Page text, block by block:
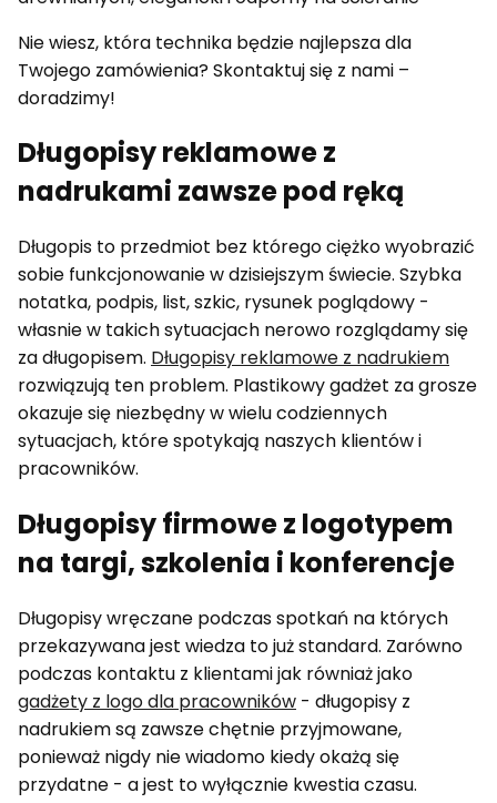
Nie wiesz, która technika będzie najlepsza dla
Twojego zamówienia? Skontaktuj się z nami –
doradzimy!
Długopisy reklamowe z
nadrukami zawsze pod ręką
Długopis to przedmiot bez którego ciężko wyobrazić
sobie funkcjonowanie w dzisiejszym świecie. Szybka
notatka, podpis, list, szkic, rysunek poglądowy -
własnie w takich sytuacjach nerowo rozglądamy się
za długopisem. Długopisy reklamowe z nadrukiem
rozwiązują ten problem. Plastikowy gadżet za grosze
okazuje się niezbędny w wielu codziennych
sytuacjach, które spotykają naszych klientów i
pracowników.
Długopisy firmowe z logotypem
na targi, szkolenia i konferencje
Długopisy wręczane podczas spotkań na których
przekazywana jest wiedza to już standard. Zarówno
podczas kontaktu z klientami jak równiaż jako
gadżety z logo dla pracowników - długopisy z
nadrukiem są zawsze chętnie przyjmowane,
ponieważ nigdy nie wiadomo kiedy okażą się
przydatne - a jest to wyłącznie kwestia czasu.